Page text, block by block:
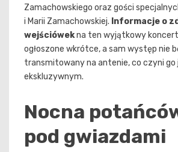
Zamachowskiego oraz gości
i Marii Zamachowskiej. Informacje o
wejściówekna ten wyjątkowy
ogłoszone wkrótce, a sam występ nie
transmitowany na antenie, co czyni go
ekskluzywnym.
Nocna
pod gwiazdami